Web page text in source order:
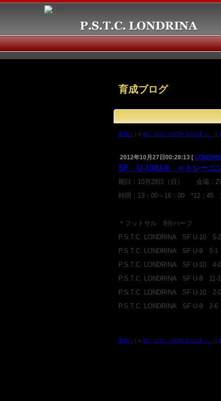
育成ブログ
最新へ ｜« SF U-11 ＝KCFA【U-11】＝
2012年10月27日00:28:13 [
SF U-10/U-9 ＝トレーニ
期日：10月28日（日） 会場：
時間：13：00～16：00 *12：45
＊フットサル 8分ハーフ
P.S.T.C. LONDRINA SF U-10
P.S.T.C. LONDRINA SF U-9 5-
P.S.T.C. LONDRINA SF U-10
P.S.T.C. LONDRINA SF U-9
P.S.T.C. LONDRINA SF U-10
P.S.T.C. LONDRINA SF U-9 2-
最新へ ｜« SF U-11 ＝KCFA【U-11】＝